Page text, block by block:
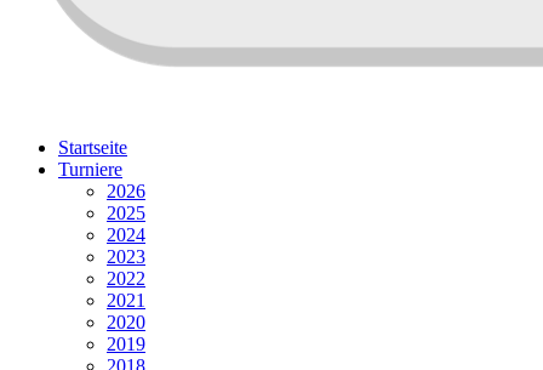
Startseite
Turniere
2026
2025
2024
2023
2022
2021
2020
2019
2018